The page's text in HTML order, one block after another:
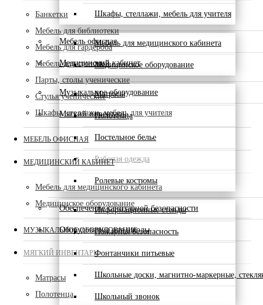
Шкафы, стеллажи, мебель для учителя
Мебель офисная
Медицинский кабинет
Мебель для медицинского кабинета
Медицинское оборудование
Музыкальное оборудование
Мягкий инвентарь
Матрасы
Полотенца
Постельное белье
Рабочая одежда
Ролевые костюмы
Обеспечение санитарной безопасности
Оборудование для школы
Информационные стенды
Пожарная безопасность
Фонтанчики питьевые
Школьные доски, магнитно-маркерные,
Школьный звонок
Банкетки
Мебель для библиотеки
Мебель для гардероба
Мебель для столовой
Парты, столы ученические
Стулья ученические
Шкафы, стеллажи, мебель для учителя
МЕБЕЛЬ ОФИСНАЯ
МЕДИЦИНСКИЙ КАБИНЕТ
Мебель для медицинского кабинета
Медицинское оборудование
МУЗЫКАЛЬНОЕ ОБОРУДОВАНИЕ
МЯГКИЙ ИНВЕНТАРЬ
Матрасы
Полотенца